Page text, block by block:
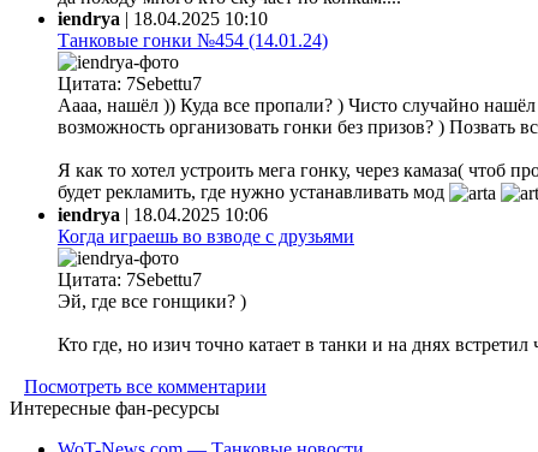
iendrya | 18.04.2025 10:10
Танковые гонки №454 (14.01.24)
Цитата: 7Sebettu7
Аааа, нашёл )) Куда все пропали? ) Чисто случайно нашёл
возможность организовать гонки без призов? ) Позвать
Я как то хотел устроить мега гонку, через камаза( чтоб
будет рекламить, где нужно устанавливать мод
iendrya | 18.04.2025 10:06
Когда играешь во взводе с друзьями
Цитата: 7Sebettu7
Эй, где все гонщики? )
Кто где, но изич точно катает в танки и на днях встретил
Посмотреть все комментарии
Интересные фан-ресурсы